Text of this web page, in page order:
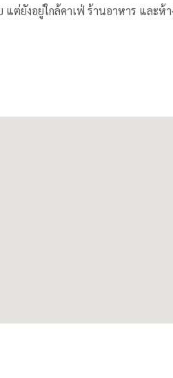
แต่ยังอยู่ใกล้คาเฟ่ ร้านอาหาร และห้า